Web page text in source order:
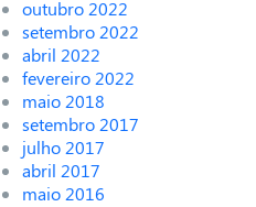
outubro 2022
setembro 2022
abril 2022
fevereiro 2022
maio 2018
setembro 2017
julho 2017
abril 2017
maio 2016